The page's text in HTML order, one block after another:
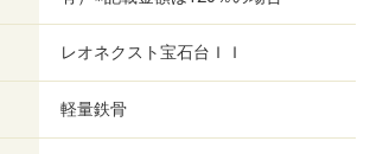
レオネクスト宝石台ＩＩ
軽量鉄骨